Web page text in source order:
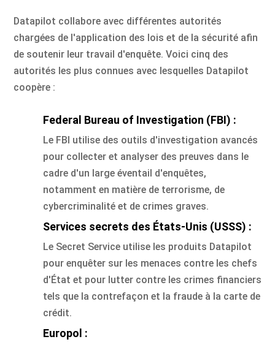
Datapilot collabore avec différentes autorités
chargées de l'application des lois et de la sécurité afin
de soutenir leur travail d'enquête. Voici cinq des
autorités les plus connues avec lesquelles Datapilot
coopère :
Federal Bureau of Investigation (FBI) :
Le FBI utilise des outils d'investigation avancés
pour collecter et analyser des preuves dans le
cadre d'un large éventail d'enquêtes,
notamment en matière de terrorisme, de
cybercriminalité et de crimes graves.
Services secrets des États-Unis (USSS) :
Le Secret Service utilise les produits Datapilot
pour enquêter sur les menaces contre les chefs
d'État et pour lutter contre les crimes financiers
tels que la contrefaçon et la fraude à la carte de
crédit.
Europol :